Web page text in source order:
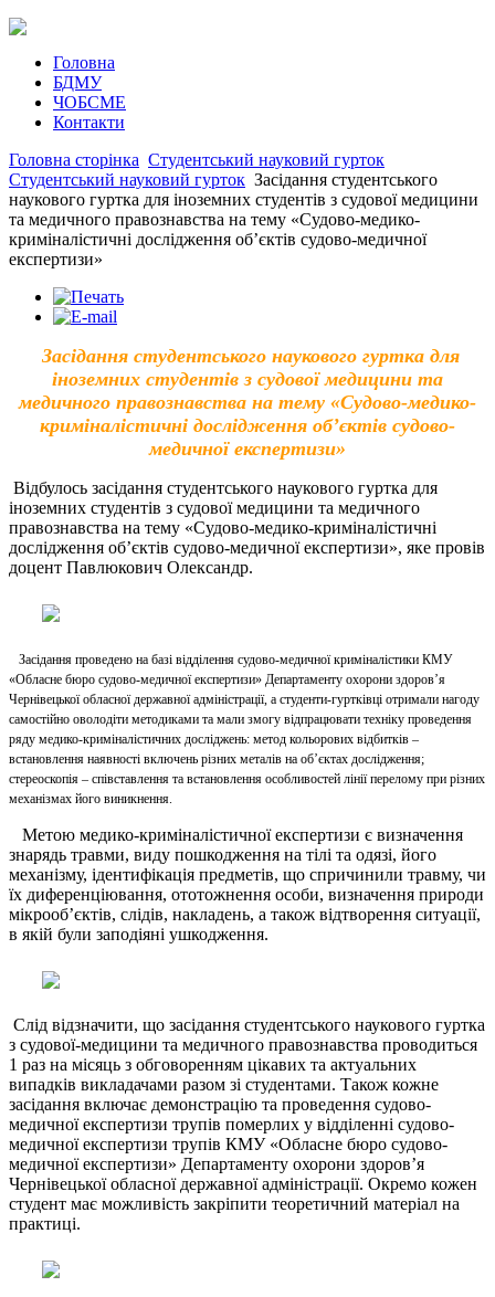
Головна
БДМУ
ЧОБСМЕ
Контакти
Головна сторінка Студентський науковий гурток
Студентський науковий гурток Засідання студентського
наукового гуртка для іноземних студентів з судової медицини
та медичного правознавства на тему «Судово-медико-
криміналістичні дослідження об’єктів судово-медичної
експертизи»
Засідання студентського наукового гуртка для
іноземних студентів з судової медицини та
медичного правознавства на тему «Судово-медико-
криміналістичні дослідження об’єктів судово-
медичної експертизи»
Відбулось засідання студентського наукового гуртка для
іноземних студентів з судової медицини та медичного
правознавства на тему «Судово-медико-криміналістичні
дослідження об’єктів судово-медичної експертизи», яке провів
доцент Павлюкович Олександр.
Засідання проведено на базі відділення судово-медичної криміналістики КМУ
«Обласне бюро судово-медичної експертизи» Департаменту охорони здоров’я
Чернівецької обласної державної адміністрації, а студенти-гуртківці отримали нагоду
самостійно оволодіти методиками та мали змогу відпрацювати техніку проведення
ряду медико-криміналістичних досліджень: метод кольорових відбитків –
встановлення наявності включень різних металів на об’єктах дослідження;
стереоскопія – співставлення та встановлення особливостей лінії перелому при різних
механізмах його виникнення.
Метою медико-криміналістичної експертизи є визначення
знарядь травми, виду пошкодження на тілі та одязі, його
механізму, ідентифікація предметів, що спричинили травму, чи
їх диференціювання, ототожнення особи, визначення природи
мікрооб’єктів, слідів, накладень, а також відтворення ситуації,
в якій були заподіяні ушкодження.
Слід відзначити, що засідання студентського наукового гуртка
з судової-медицини та медичного правознавства проводиться
1 раз на місяць з обговоренням цікавих та актуальних
випадків викладачами разом зі студентами. Також кожне
засідання включає демонстрацію та проведення судово-
медичної експертизи трупів померлих у відділенні судово-
медичної експертизи трупів КМУ «Обласне бюро судово-
медичної експертизи» Департаменту охорони здоров’я
Чернівецької обласної державної адміністрації. Окремо кожен
студент має можливість закріпити теоретичний матеріал на
практиці.